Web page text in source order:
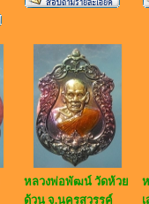
หลวงพ่อพัฒน์ วัดห้วย
ด้วน จ.นครสวรรค์